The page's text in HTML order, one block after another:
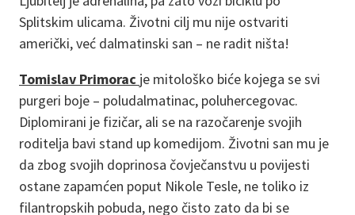
Splitskim ulicama. Životni cilj mu nije ostvariti
američki, već dalmatinski san – ne radit ništa!
Tomislav Primorac je mitološko biće kojega se svi
purgeri boje – poludalmatinac, poluhercegovac.
Diplomirani je fizičar, ali se na razočarenje svojih
roditelja bavi stand up komedijom. Životni san mu je
da zbog svojih doprinosa čovječanstvu u povijesti
ostane zapamćen poput Nikole Tesle, ne toliko iz
filantropskih pobuda, nego čisto zato da bi se